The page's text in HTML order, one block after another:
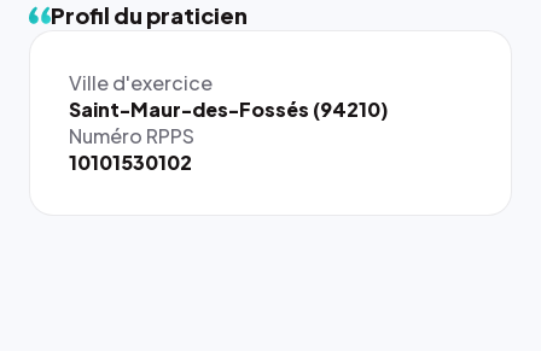
Profil du praticien
Ville d'exercice
Saint-Maur-des-Fossés (94210)
Numéro RPPS
10101530102
{# 40×40
: la taille
rendue par
`.profile-